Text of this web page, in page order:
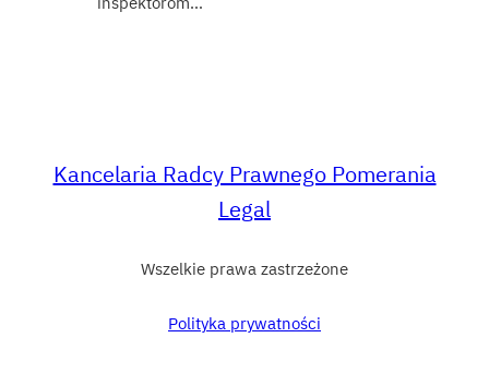
Kancelaria Radcy Prawnego Pomerania
Legal
Wszelkie prawa zastrzeżone
Polityka prywatności